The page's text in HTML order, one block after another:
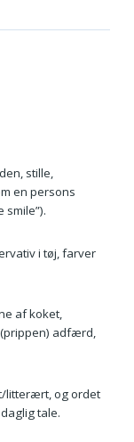
stille,
en persons
smile”).
i tøj, farver
af koket,
adfærd,
litterært, og ordet
tale.